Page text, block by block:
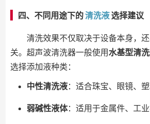
四、不同用途下的清洗液 选择建议
清洗效果不仅取决于设备本身，
关。超声波清洗器一般使用水基型清洗
选择添加液种类：
中性清洗液：适合珠宝、眼镜、塑
弱碱性液体：适用于金属件、工业